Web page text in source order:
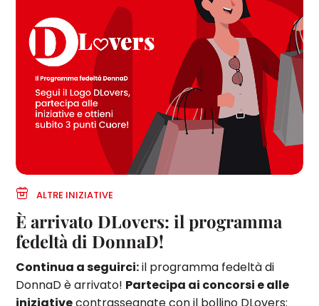
ALTRE INIZIATIVE
È arrivato DLovers: il programma
fedeltà di DonnaD!
Continua a seguirci:il programma fedeltà di
DonnaD è arrivato! Partecipa ai concorsi e alle